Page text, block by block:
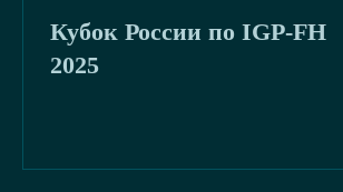
буря
Кубок России по IGP-FH
2025